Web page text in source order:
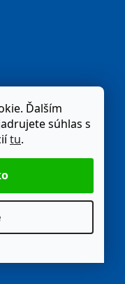
Ďalším
súhlas s
tu.